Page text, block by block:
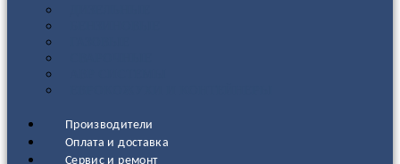
Производители
Оплата и доставка
Сервис и ремонт